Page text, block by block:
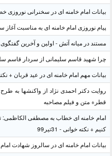
بیانات امام خامنه ای در سخنرانی
پیام نوروزی امام خامنه ای به مناسبت آغاز سال
مستند در میانه آتش - اولین و آخرین
چرا شهید قاسم سلیمانی از سردار قاسم
بیانات مهم امام خامنه ای در عید قربان +
روایت دکتر احمدی نژاد از واکنشها به
قطر+ متن و فیلم مصاحبه
امام خامنه ای خطاب به مصطفی الکاظمی:
کنیم + نکته خوانی - 31تیر99
بیانات امام خامنه ای در سالروز شهادت امام جواد